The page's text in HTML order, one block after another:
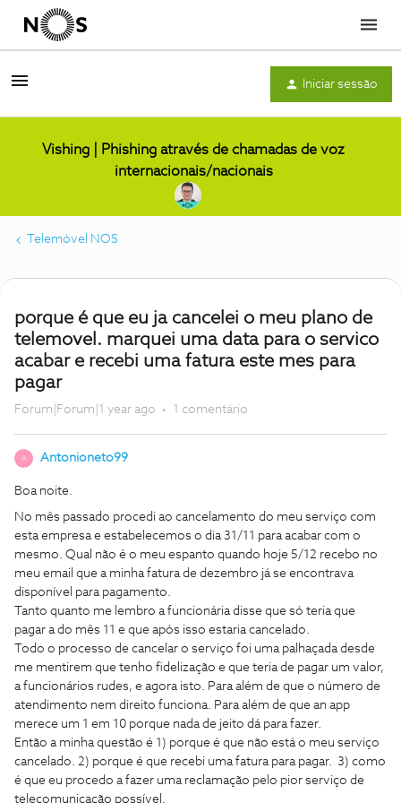
Menu
Iniciar sessão
Vishing | Phishing através de chamadas de voz
internacionais/nacionais
Telemóvel NOS
porque é que eu ja cancelei o meu plano de
telemovel. marquei uma data para o servico
acabar e recebi uma fatura este mes para
pagar
Forum|Forum|1 year ago 1 comentário
A Antonioneto99
Boa noite.
No mês passado procedi ao cancelamento do meu serviço com
esta empresa e estabelecemos o dia 31/11 para acabar com o
mesmo. Qual não é o meu espanto quando hoje 5/12 recebo no
meu email que a minha fatura de dezembro já se encontrava
disponível para pagamento.
Tanto quanto me lembro a funcionária disse que só teria que
pagar a do mês 11 e que após isso estaria cancelado.
Todo o processo de cancelar o serviço foi uma palhaçada desde
me mentirem que tenho fidelização e que teria de pagar um valor,
a funcionários rudes, e agora isto. Para além de que o número de
atendimento nem direito funciona. Para além de que an app
merece um 1 em 10 porque nada de jeito dá para fazer.
Então a minha questão é 1) porque é que não está o meu serviço
cancelado. 2) porque é que recebi uma fatura para pagar. 3) como
é que eu procedo a fazer uma reclamação pelo pior serviço de
telecomunicação possível.